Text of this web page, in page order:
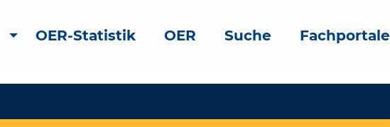
OER-Statistik OER Suche Fachportale